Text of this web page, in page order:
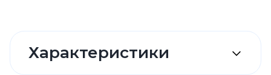
Характеристики